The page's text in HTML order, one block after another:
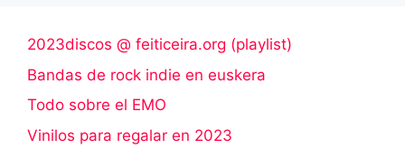
2023discos @ feiticeira.org (playlist)
Bandas de rock indie en euskera
Todo sobre el EMO
Vinilos para regalar en 2023